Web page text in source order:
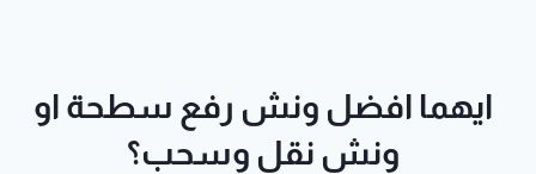
ايهما افضل ونش رفع سطحة او
ونش نقل وسحب؟